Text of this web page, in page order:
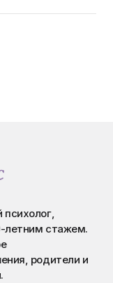
летним стажем.
родители и